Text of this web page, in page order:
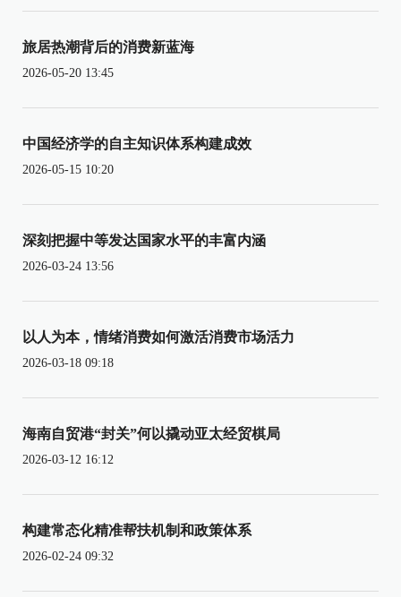
旅居热潮背后的消费新蓝海
2026-05-20 13:45
中国经济学的自主知识体系构建成效
2026-05-15 10:20
深刻把握中等发达国家水平的丰富内涵
2026-03-24 13:56
以人为本，情绪消费如何激活消费市场活力
2026-03-18 09:18
海南自贸港“封关”何以撬动亚太经贸棋局
2026-03-12 16:12
构建常态化精准帮扶机制和政策体系
2026-02-24 09:32